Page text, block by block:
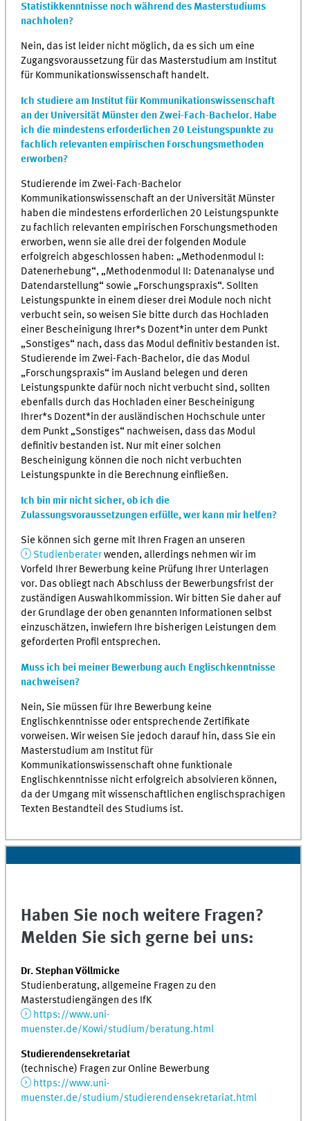
Statistikkenntnisse noch während des Masterstudiums
nachholen?
Nein, das ist leider nicht möglich, da es sich um eine
Zugangsvoraussetzung für das Masterstudium am Institut
für Kommunikationswissenschaft handelt.
Ich studiere am Institut für Kommunikationswissenschaft
an der Universität Münster den Zwei-Fach-Bachelor. Habe
ich die mindestens erforderlichen 20 Leistungspunkte zu
fachlich relevanten empirischen Forschungsmethoden
erworben?
Studierende im Zwei-Fach-Bachelor
Kommunikationswissenschaft an der Universität Münster
haben die mindestens erforderlichen 20 Leistungspunkte
zu fachlich relevanten empirischen Forschungsmethoden
erworben, wenn sie alle drei der folgenden Module
erfolgreich abgeschlossen haben: „Methodenmodul I:
Datenerhebung“, „Methodenmodul II: Datenanalyse und
Datendarstellung“ sowie „Forschungspraxis“. Sollten
Leistungspunkte in einem dieser drei Module noch nicht
verbucht sein, so weisen Sie bitte durch das Hochladen
einer Bescheinigung Ihrer*s Dozent*in unter dem Punkt
„Sonstiges“ nach, dass das Modul definitiv bestanden ist.
Studierende im Zwei-Fach-Bachelor, die das Modul
„Forschungspraxis“ im Ausland belegen und deren
Leistungspunkte dafür noch nicht verbucht sind, sollten
ebenfalls durch das Hochladen einer Bescheinigung
Ihrer*s Dozent*in der ausländischen Hochschule unter
dem Punkt „Sonstiges“ nachweisen, dass das Modul
definitiv bestanden ist. Nur mit einer solchen
Bescheinigung können die noch nicht verbuchten
Leistungspunkte in die Berechnung einfließen.
Ich bin mir nicht sicher, ob ich die
Zulassungsvoraussetzungen erfülle, wer kann mir helfen?
Sie können sich gerne mit Ihren Fragen an unseren
Studienberaterwenden, allerdings nehmen wir im
Vorfeld Ihrer Bewerbung keine Prüfung Ihrer Unterlagen
vor. Das obliegt nach Abschluss der Bewerbungsfrist der
zuständigen Auswahlkommission. Wir bitten Sie daher auf
der Grundlage der oben genannten Informationen selbst
einzuschätzen, inwiefern Ihre bisherigen Leistungen dem
geforderten Profil entsprechen.
Muss ich bei meiner Bewerbung auch Englischkenntnisse
nachweisen?
Nein, Sie müssen für Ihre Bewerbung keine
Englischkenntnisse oder entsprechende Zertifikate
vorweisen. Wir weisen Sie jedoch darauf hin, dass Sie ein
Masterstudium am Institut für
Kommunikationswissenschaft ohne funktionale
Englischkenntnisse nicht erfolgreich absolvieren können,
da der Umgang mit wissenschaftlichen englischsprachigen
Texten Bestandteil des Studiums ist.
Haben Sie noch weitere Fragen?
Melden Sie sich gerne bei uns:
Dr. Stephan Völlmicke
Studienberatung, allgemeine Fragen zu den
Masterstudiengängen des IfK
https://www.uni-
muenster.de/Kowi/studium/beratung.html
Studierendensekretariat
(technische) Fragen zur Online Bewerbung
https://www.uni-
muenster.de/studium/studierendensekretariat.html